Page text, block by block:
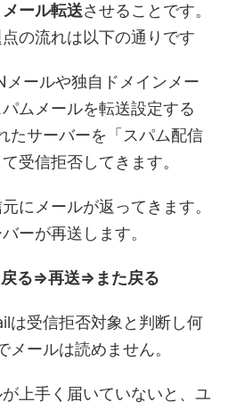
メール転送させることです。
の流れは以下の通りです
メールや独自ドメインメー
ムメールを転送設定する
たサーバーを「スパム配信
受信拒否してきます。
にメールが返ってきます。
ーが再送します。
る=>再送=>また戻る
は受信拒否対象と判断し何
ールは読めません。
上手く届いていないと、ユ